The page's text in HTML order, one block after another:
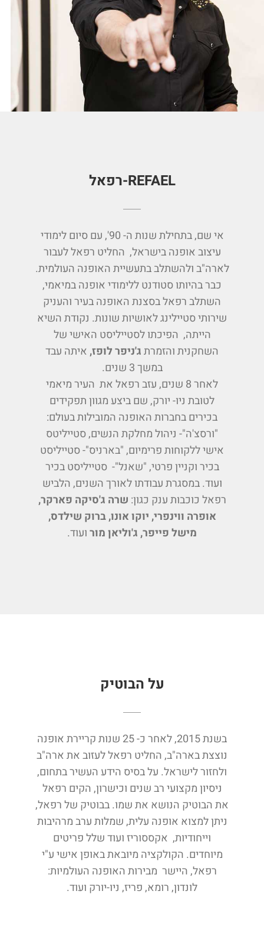
REFAEL-רפאל
אי שם, בתחילת שנות ה- 90', עם סיום לימודי
עיצוב אופנה בישראל, החליט רפאל לעבור
לארה"ב ולהשתלב בתעשיית האופנה העולמית.
כבר בהיותו סטודנט ללימודי אופנה במיאמי,
השתלב רפאל בסצנת האופנה בעיר והעניק
שירותי סטיילינג לאושיות שונות. נקודת השיא
הייתה, הפיכתו לסטייליסט האישי של
השחקנית והזמרתג'ניפר לופז,איתה עבד
במשך 3 שנים.
לאחר 8 שנים, עזב רפאל את העיר מיאמי
לטובת ניו- יורק, שם ביצע מגוון תפקידים
בכירים בחברות האופנה המובילות בעולם:
"ורסצ'ה"- ניהול מחלקת הנשים, סטייליטס
אישי ללקוחות פרימיום, "בארניס"- סטייליסט
בכיר וקניין פרטי, "שאנל"- סטייליסט בכיר
ועוד. במסגרת עבודתו לאורך השנים, הלביש
רפאל כוכבות ענק כגון: שרה ג'סיקה פארקר,
אופרה ווינפרי, יוקו אונו, ברוק שילדס,
מישל פייפר, ג'וליאן מורועוד.
על הבוטיק
בשנת 2015, לאחר כ- 25 שנות קריירת אופנה
נוצצת בארה"ב, החליט רפאל לעזוב את ארה"ב
ולחזור לישראל. על בסיס הידע העשיר בתחום,
ניסיון מקצועי רב שנים וכישרון, הקים רפאל
את הבוטיק הנושא את שמו. בבוטיק של רפאל,
ניתן למצוא אופנה עלית, שמלות ערב מרהיבות
וייחודיות, אקססוריז ועוד שלל פריטים
מיוחדים. הקולקציה מיובאת באופן אישי ע"י
רפאל, היישר מבירות האופנה העולמיות:
לונדון, רומא, פריז, ניו-יורק ועוד.